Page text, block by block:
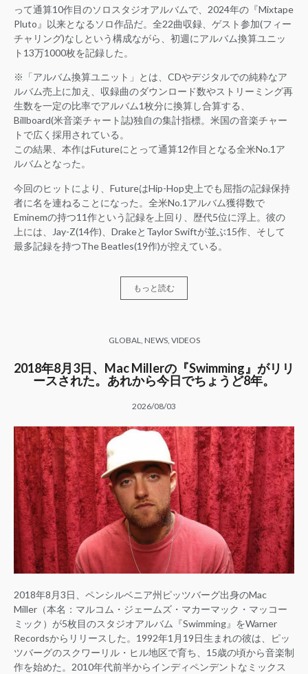
って通算10作目のソロスタジオアルバムで、2024年の『Mixtape
Pluto』以来となるソロ作品だ。全22曲収録、ゲスト参加(フィー
チャリング)なしという構成ながら、初週にアルバム換算ユニッ
ト13万1000枚を記録した。
※「アルバム換算ユニット」とは、CDやデジタルでの純粋なア
ルバム売上に加え、収録曲のダウンロード数やストリーミング再
生数を一定の比率でアルバム1枚分に換算し合算する、
Billboard(米音楽チャート誌)独自の集計指標。米国の音楽チャー
トで広く採用されている。
この結果、本作はFutureにとって通算12作目となる全米No.1ア
ルバムとなった。
今回のヒットにより、FutureはHip-Hop史上でも屈指の記録保持
者に名を連ねることになった。全米No.1アルバム獲得数で
Eminemの持つ11作という記録を上回り、歴代5位に浮上。彼の
上には、Jay-Z(14作)、DrakeとTaylor Swiftが並ぶ15作、そして
最多記録を持つThe Beatles(19作)が控えている。
もっと読む
GLOBAL, NEWS, VIDEOS
2018年8月3日、Mac Millerの『Swimming』がリリ
ースされた。あれから今日でちょうど8年。
2026/08/03
2018年8月3日、ペンシルベニア州ピッツバーグ出身のMac
Miller（本名：マルコム・ジェームズ・マカーマック・マッコー
ミック）が5枚目のスタジオアルバム『Swimming』をWarner
Recordsからリリースした。1992年1月19日生まれの彼は、ピッ
ツバーグのスクワーリル・ヒル地区で育ち、15歳の頃から音楽制
作を始めた。2010年代前半からインディペンデントなミックス